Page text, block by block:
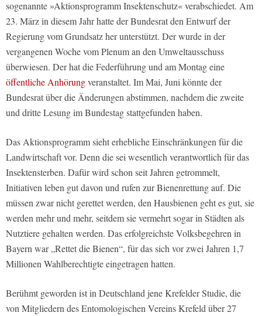
sogenannte »Aktionsprogramm Insektenschutz« verabschiedet. Am
23. März in diesem Jahr hatte der Bundesrat den Entwurf der
Regierung vom Grundsatz her unterstützt. Der wurde in der
vergangenen Woche vom Plenum an den Umweltausschuss
überwiesen. Der hat die Federführung und am Montag eine
öffentliche Anhörungveranstaltet. Im Mai, Juni könnte der
Bundesrat über die Änderungen abstimmen, nachdem die zweite
und dritte Lesung im Bundestag stattgefunden haben.
Das Aktionsprogramm sieht erhebliche Einschränkungen für die
Landwirtschaft vor. Denn die sei wesentlich verantwortlich für das
Insektensterben. Dafür wird schon seit Jahren getrommelt,
Initiativen leben gut davon und rufen zur Bienenrettung auf. Die
müssen zwar nicht gerettet werden, den Hausbienen geht es gut, sie
werden mehr und mehr, seitdem sie vermehrt sogar in Städten als
Nutztiere gehalten werden. Das erfolgreichste Volksbegehren in
Bayern war „Rettet die Bienen“, für das sich vor zwei Jahren 1,7
Millionen Wahlberechtigte eingetragen hatten.
Berühmt geworden ist in Deutschland jene Krefelder Studie, die
von Mitgliedern des Entomologischen Vereins Krefeld über 27